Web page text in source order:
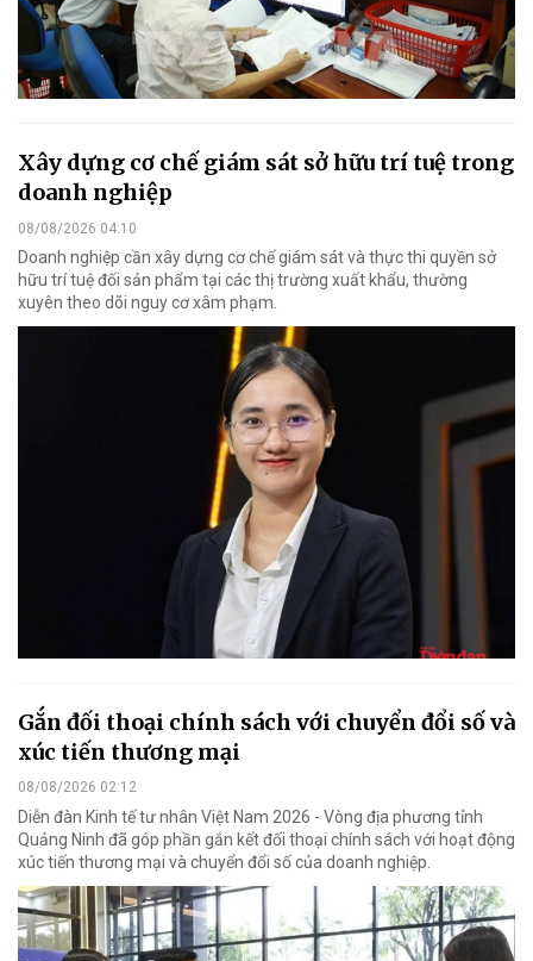
Xây dựng cơ chế giám sát sở hữu trí tuệ trong
doanh nghiệp
08/08/2026 04:10
Doanh nghiệp cần xây dựng cơ chế giám sát và thực thi quyền sở
hữu trí tuệ đối sản phẩm tại các thị trường xuất khẩu, thường
xuyên theo dõi nguy cơ xâm phạm.
Gắn đối thoại chính sách với chuyển đổi số và
xúc tiến thương mại
08/08/2026 02:12
Diễn đàn Kinh tế tư nhân Việt Nam 2026 - Vòng địa phương tỉnh
Quảng Ninh đã góp phần gắn kết đối thoại chính sách với hoạt động
xúc tiến thương mại và chuyển đổi số của doanh nghiệp.